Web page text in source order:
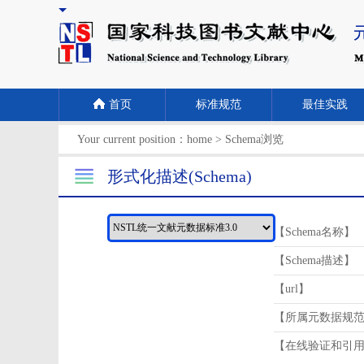
首页 标准规范 最佳实践
Your current position： home > Schema浏览
形式化描述(Schema)
【Schema名称】
【Schema描述】
【url】
【所属元数据规
【在线验证和引